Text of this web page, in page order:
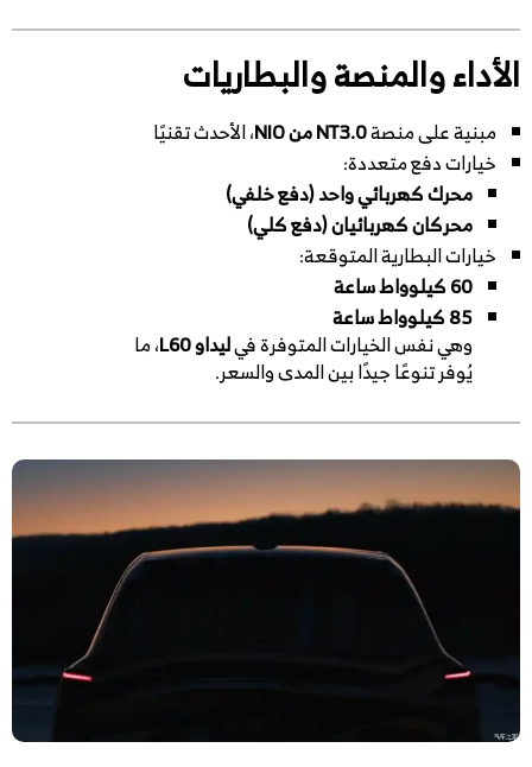
الأداء والمنصة والبطاريات
مبنية على منصةNT3.0 من NIO
، الأحدث تقنيًا
خيارات دفع متعددة:
محرك كهربائي واحد (دفع خلفي)
محركان كهربائيان (دفع كلي)
خيارات البطارية المتوقعة:
60 كيلوواط ساعة
85 كيلوواط ساعة
وهي نفس الخيارات المتوفرة فيليداو L60
، ما
يُوفر تنوعًا جيدًا بين المدى والسعر.